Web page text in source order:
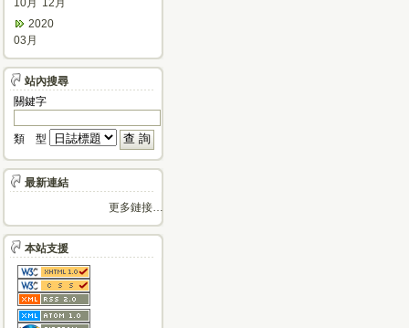
10月
12月
2020
03月
站內搜尋
關鍵字
類 型
最新連結
更多鏈接…
本站支援